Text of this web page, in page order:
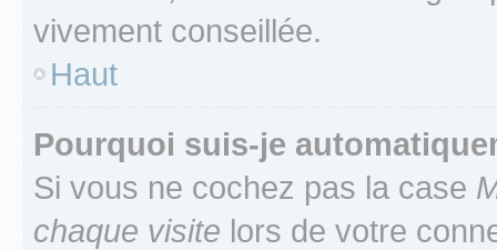
vivement conseillée.
Haut
Pourquoi suis-je
Si vous ne cochez pas la case
chaque visite lors de votre